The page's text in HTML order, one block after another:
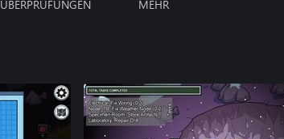
ÜBERPRÜFUNGEN MEHR